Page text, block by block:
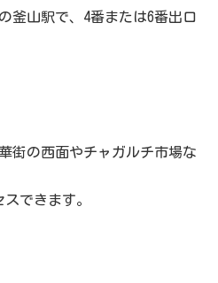
釜山駅で、4番または6番出口
街の西面やチャガルチ市場な
できます。